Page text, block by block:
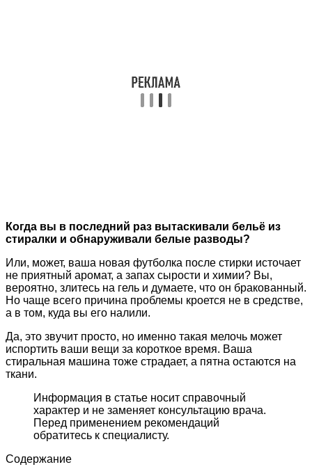
Когда вы в последний раз вытаскивали бельё из
стиралки и обнаруживали белые разводы?
Или, может, ваша новая футболка после стирки источает
не приятный аромат, а запах сырости и химии? Вы,
вероятно, злитесь на гель и думаете, что он бракованный.
Но чаще всего причина проблемы кроется не в средстве,
а в том, куда вы его налили.
Да, это звучит просто, но именно такая мелочь может
испортить ваши вещи за короткое время. Ваша
стиральная машина тоже страдает, а пятна остаются на
ткани.
Информация в статье носит справочный
характер и не заменяет консультацию врача.
Перед применением рекомендаций
обратитесь к специалисту.
Содержание